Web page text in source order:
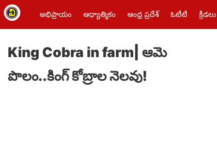
అభిప్రాయం ఆధ్యాత్మికం ఆంధ్ర ప్రదేశ్ ఓటీటీ క్రీడలు
King Cobra in farm| ఆమె
పొలం..కింగ్ కోబ్రాల నెలవు!